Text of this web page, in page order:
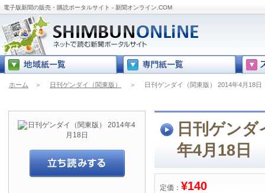
電子版新聞の販売・購読ポータルサイト - 新聞オンライン.COM
ホーム ＞ 日刊ゲンダイ（関東版） ＞ 日刊ゲンダイ（関東版） 2014年4月18日
日刊ゲン
年4月18日
定価： ¥140